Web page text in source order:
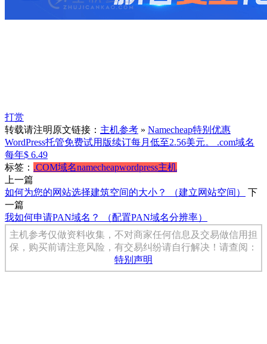
打赏
转载请注明原文链接： 主机参考 » Namecheap特别优惠
WordPress托管免费试用版续订每月低至2.56美元。 .com域名
每年$ 6.49
标签： .COM域名namecheapwordpress主机
上一篇
如何为您的网站选择建筑空间的大小？ （建立网站空间）
下
一篇
我如何申请PAN域名？ （配置PAN域名分辨率）
主机参考仅做资料收集，不对商家任何信息及交易做信用担
保，购买前请注意风险，有交易纠纷请自行解决！请查阅：
特别声明